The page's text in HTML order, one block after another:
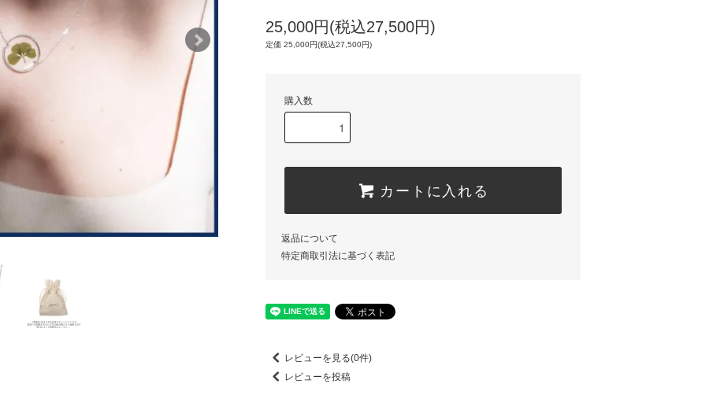
25,000円(税込27,500円)
定価 25,000円(税込27,500円)
購入数
カートに入れる
返品について
特定商取引法に基づく表記
レビューを見る(0件)
レビューを投稿